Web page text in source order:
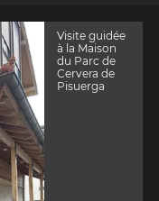
Visite guidée
à la Maison
du Parc de
Cervera de
Pisuerga